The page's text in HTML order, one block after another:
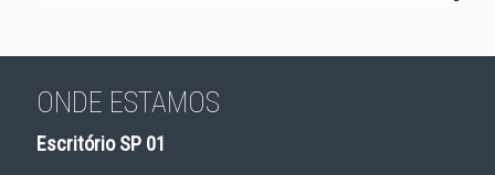
ONDE ESTAMOS
Escritório SP 01